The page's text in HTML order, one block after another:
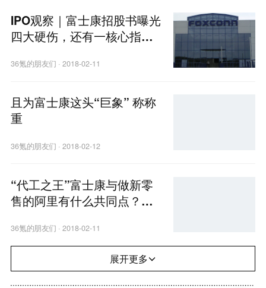
IPO观察｜富士康招股书曝光
四大硬伤，还有一核心指标
36氪的朋友们 ·2018-02-11
且为富士康这头“巨象” 称称
重
36氪的朋友们 ·2018-02-12
“代工之王”富士康与做新零
售的阿里有什么共同点？他
36氪的朋友们 ·2018-02-11
展开更多